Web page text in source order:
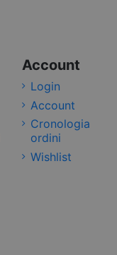
Account
Login
Account
Cronologia
ordini
Wishlist